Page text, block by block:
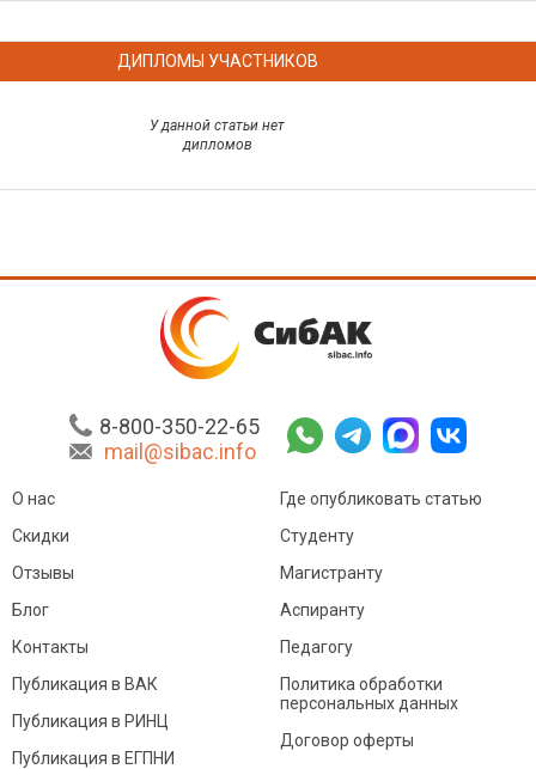
ДИПЛОМЫ УЧАСТНИКОВ
У данной статьи нет
дипломов
8-800-350-22-65
mail@sibac.info
О нас
Скидки
Отзывы
Блог
Контакты
Где опубликовать статью
Студенту
Магистранту
Аспиранту
Педагогу
Публикация в ВАК
Публикация в РИНЦ
Публикация в ЕГПНИ
Политика обработки
персональных данных
Договор оферты